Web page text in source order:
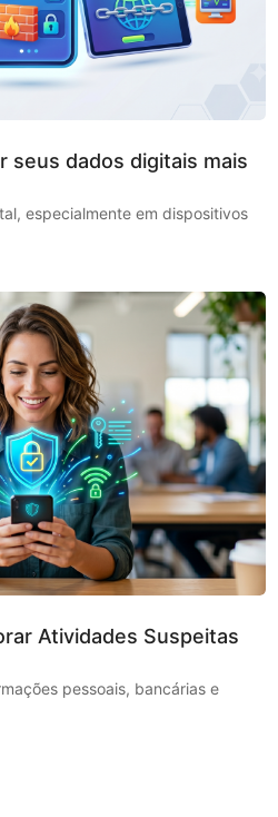
seus dados digitais mais
especialmente em dispositivos
Atividades Suspeitas
pessoais, bancárias e